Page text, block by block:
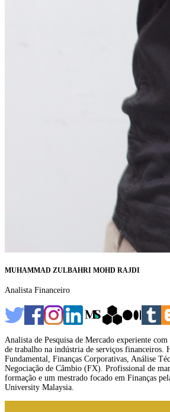
MUHAMMAD ZULBAHRI MOHD RAJDI
Analista Financeiro
Analista de Pesquisa de Mercado experiente
de trabalho na indústria de serviços financeiros.
Fundamental, Finanças Corporativas, Análise
Negociação de Câmbio (FX). Profissional de
formação e um mestrado focado em Finanças
University Malaysia.